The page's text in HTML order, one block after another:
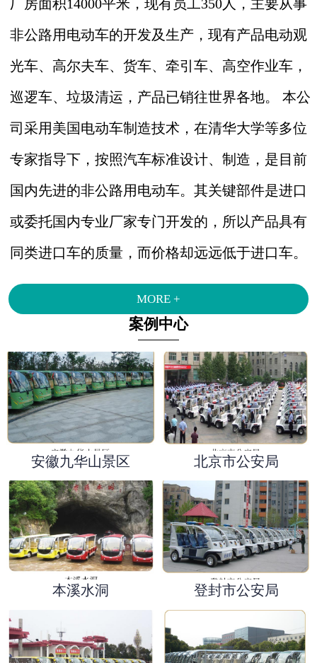
厂房面积14000平米，现有员工350人，主要从事
非公路用电动车的开发及生产，现有产品电动观
光车、高尔夫车、货车、牵引车、高空作业车，
巡逻车、垃圾清运，产品已销往世界各地。 本公
司采用美国电动车制造技术，在清华大学等多位
专家指导下，按照汽车标准设计、制造，是目前
国内先进的非公路用电动车。其关键部件是进口
或委托国内专业厂家专门开发的，所以产品具有
同类进口车的质量，而价格却远远低于进口车。
MORE +
案例中心
安徽九华山景区 北京市公安局
本溪水洞 登封市公安局